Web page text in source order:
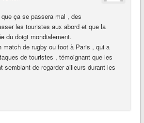
ça se passera mal , des
les touristes aux abord et que la
du doigt mondialement.
match de rugby ou foot à Paris , qui a
de touristes , témoignant que les
semblant de regarder ailleurs durant les